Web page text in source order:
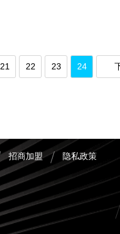
21 22 23 24
招商加盟 隐私政策